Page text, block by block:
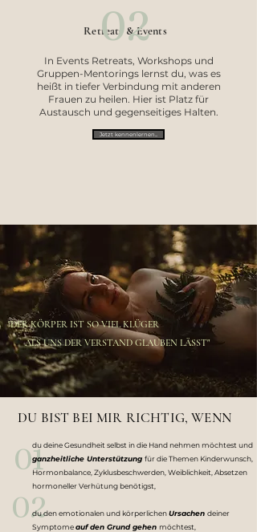
Retreats & Events
02
In Events Retreats, Workshops und
Gruppen-Mentorings lernst du, was es
heißt in tiefer Verbindung mit anderen
Frauen zu heilen. Hier ist Platz für
Austausch und gegenseitiges Halten.
Jetzt kennenlernen...
"DER KÖRPER IST SO VIEL KLÜGER
ALS UNS DER VERSTAND GLAUBEN LÄSST"
DU BIST BEI MIR RICHTIG, WENN
01
02
du deine Gesundheit selbst in die Hand nehmen möchtest und
ganzheitliche Unterstützung für die Themen Kinderwunsch,
Hormonbalance, Zyklusbeschwerden, Weiblichkeit, Absetzen
hormoneller Verhütung benötigst,
du den emotionalen und körperlichenUrsachen deiner
Symptomeauf den Grund gehen möchtest,